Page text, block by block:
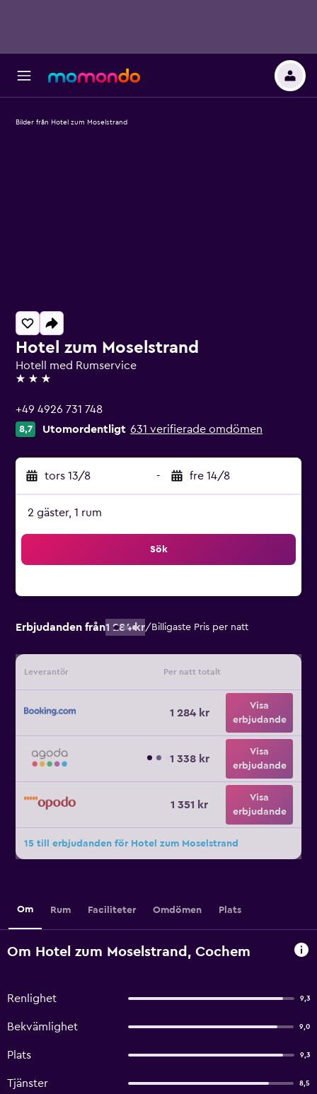
Hotel zum Moselstrand
Hotell med Rumservice
3 stjärnor
+49 4926 731 748
8,7 Utomordentligt 631 verifierade omdömen
tors 13/8 - fre 14/8
2 gäster, 1 rum
Sök
Erbjudanden från1 284 kr/ Billigaste Pris per natt
Leverantör Per natt totalt
1 284 kr
Visa
erbjudande
1 338 kr
Visa
erbjudande
1 351 kr
Visa
erbjudande
15 till erbjudanden för Hotel zum Moselstrand
Bilder från Hotel zum Moselstrand
Om Rum Faciliteter Omdömen Plats
Om Hotel zum Moselstrand, Cochem
Renlighet 9,3
Bekvämlighet 9,0
Plats 9,3
Tjänster 8,5